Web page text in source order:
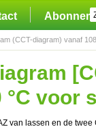
(CCT-diagram) vanaf
voor
van lassen en de